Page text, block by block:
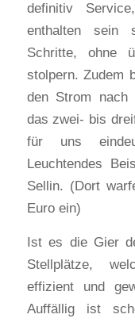
definitiv
enthalten sein
Schritte, ohne
stolpern. Zudem
den Strom nach
das zwei- bis
für uns
Leuchtendes
Sellin. (Dort
Euro ein)
Ist es die Gier
Stellplätze,
effizient und
Auffällig ist